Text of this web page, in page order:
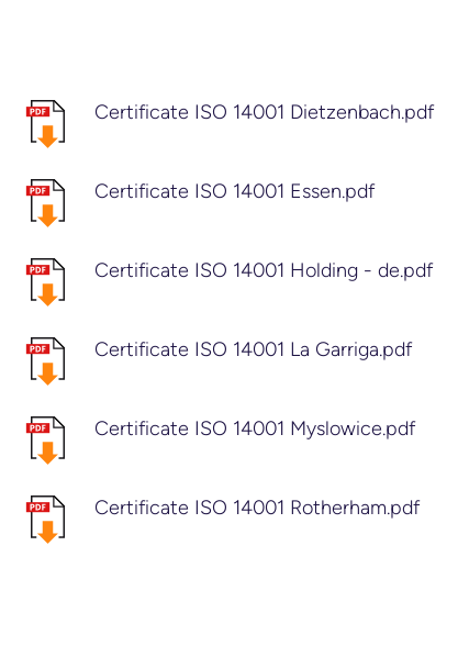
Certificate ISO 14001 Dietzenbach.pdf
Certificate ISO 14001 Essen.pdf
Certificate ISO 14001 Holding - de.pdf
Certificate ISO 14001 La Garriga.pdf
Certificate ISO 14001 Myslowice.pdf
Certificate ISO 14001 Rotherham.pdf